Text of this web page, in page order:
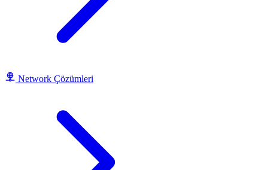
Network Çözümleri